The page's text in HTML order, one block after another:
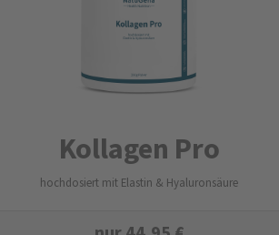
Kollagen Pro
hochdosiert mit Elastin & Hyaluronsäure